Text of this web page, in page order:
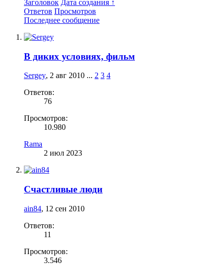
Заголовок Дата создания ↑
Ответов Просмотров
Последнее сообщение
В диких условиях, фильм
Sergey, 2 авг 2010 ... 2 3 4
Ответов:
76
Просмотров:
10.980
Rama
2 июл 2023
Счастливые люди
ain84, 12 сен 2010
Ответов:
11
Просмотров:
3.546